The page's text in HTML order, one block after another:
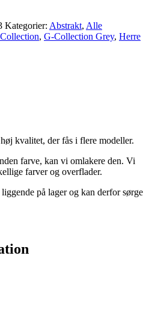
Kategorier: Abstrakt, Alle
, G-Collection Grey, Herre
kvalitet, der fås i flere modeller.
farve, kan vi omlakere den. Vi
farver og overflader.
på lager og kan derfor sørge